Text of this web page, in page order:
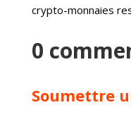
crypto-monnaies
0
Soumettre